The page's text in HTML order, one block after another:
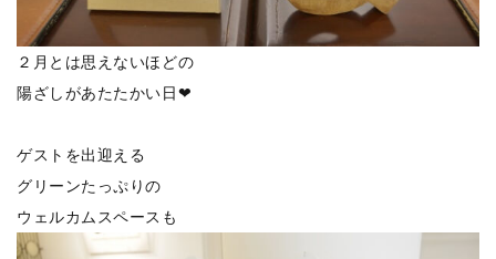
２月とは思えないほどの
陽ざしがあたたかい日❤
ゲストを出迎える
グリーンたっぷりの
ウェルカムスペースも